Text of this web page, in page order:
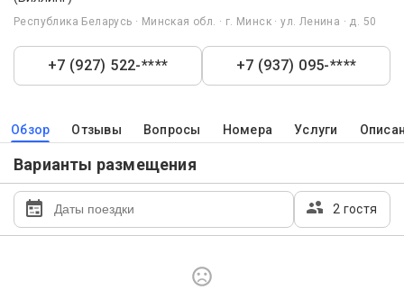
Республика Беларусь · Минская обл. · г. Минск · ул. Ленина · д. 50
+7 (927) 522-**** +7 (937) 095-****
Обзор Отзывы Вопросы Номера Услуги
Варианты размещения
2 гостя